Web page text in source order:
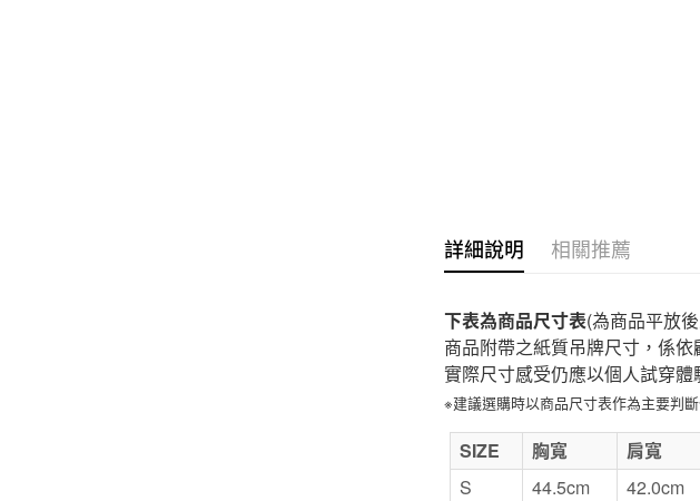
詳細說明 相關推薦
下表為商品尺寸表(為商品平放
商品附帶之紙質吊牌尺寸，係
實際尺寸感受仍應以個人試穿體
※建議選購時以商品尺寸表作為主要判斷
SIZE 胸寬 肩寬
S
44.5cm 42.0cm